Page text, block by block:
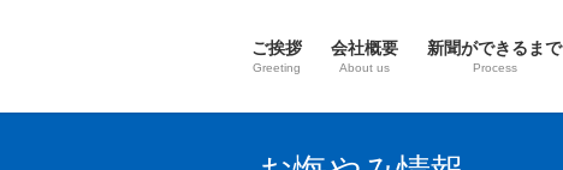
ご挨拶
Greeting
会社概要
About us
新聞ができるまで
Process